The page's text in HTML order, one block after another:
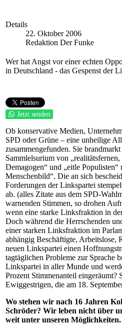
Details
22. Oktober 2006
Redaktion Der Funke
Wer hat Angst vor einer echten
in Deutschland - das Gespenst der
Jetzt senden
Ob konservative Medien,
SPD oder Grüne – eine unheilige
zusammengefunden. Sie
Sammlelsurium von
Demagogen“ und „eitle Populisten“
Menschenbild“. Die an sich
Forderungen der Linkspartei
ab. (alles Zitate aus dem SPD-
warnenden Stimmen, so drohen
wenn eine starke Linksfraktion in
Doch während die Herrschenden
einer starken Linksfraktion im
abhängig Beschäftigte, Arbeitslose,
neuen Linkspartei einen
tagtäglichen Probleme zur Sprache
Linkspartei in aller Munde und
Prozent Stimmenanteil eingeräumt?
Ewiggestrigen, die am 18.
Wo stehen wir nach 16 Jahren
Schröder? Wir leben nicht über
weit unter unseren Möglichkeiten.